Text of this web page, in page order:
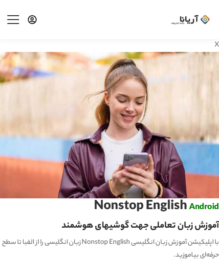
X
Nonstop EnglishAndroid
آموزش زبان تعاملی جهت گوشیهای هوشمند
با اپلیکیشن آموزش زبان انگلیسی Nonstop English زبان انگلیسی را از الفبا تا سطح
حرفه‌ای بیاموزید.